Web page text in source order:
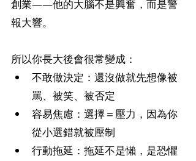
創業——他的大腦不是興奮，而是警
報大響。
所以你長大後會很常變成：
不敢做決定：還沒做就先想像被
罵、被笑、被否定
容易焦慮：選擇＝壓力，因為你
從小選錯就被壓制
行動拖延：拖延不是懶，是恐懼